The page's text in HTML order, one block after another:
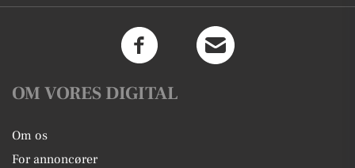
OM VORES DIGITAL
Om os
For annoncører